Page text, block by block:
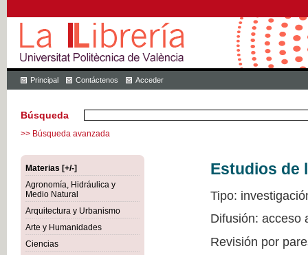
Principal Contáctenos Acceder
Búsqueda
>> Búsqueda avanzada
Materias [+/-]
Agronomía, Hidráulica y
Medio Natural
Arquitectura y Urbanismo
Arte y Humanidades
Ciencias
Estudios de
Tipo:
Difusión: acceso
Revisión por